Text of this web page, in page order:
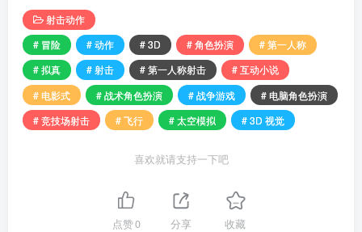
射击动作
# 冒险
# 动作 # 3D # 角色扮演
# 第一人称
# 拟真
# 射击 # 第一人称射击
# 互动小说
# 电影式
# 战术角色扮演 # 战争游戏
# 电脑角色扮演
# 竞技场射击
# 飞行 # 太空模拟 # 3D 视觉
喜欢就请支持一下吧
点赞0 分享 收藏